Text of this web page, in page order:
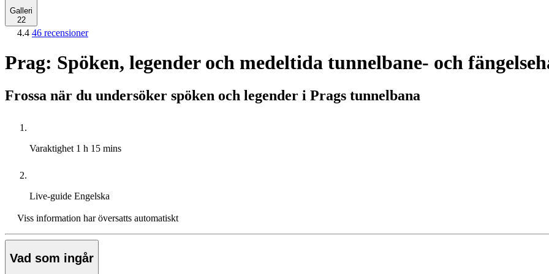
Galleri
22
4.4 46 recensioner
Prag: Spöken, legender och medeltida tunnelbane- och
Frossa när du undersöker spöken och legender i Prags tunnelbana
Varaktighet 1 h 15 mins
Live-guide Engelska
Viss information har översatts automatiskt
Vad som ingår